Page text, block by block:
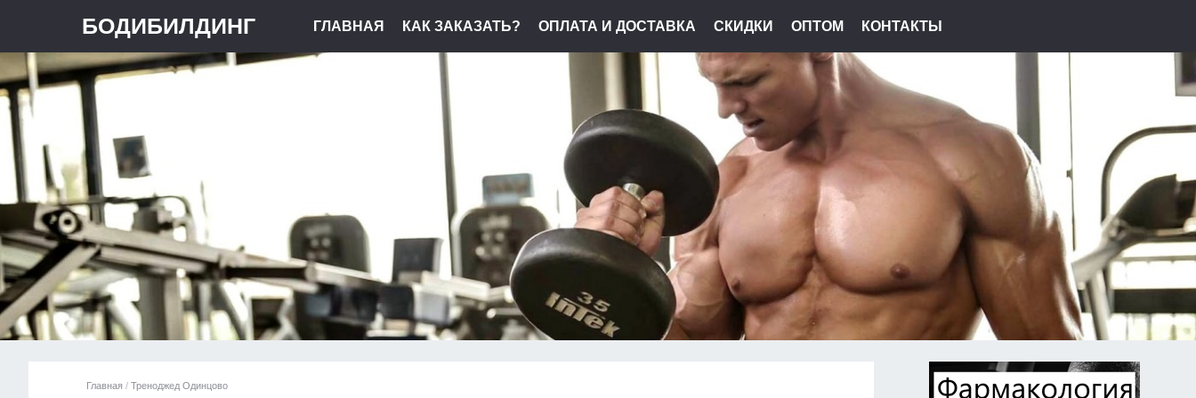
БОДИБИЛДИНГ ГЛАВНАЯ КАК ЗАКАЗАТЬ? ОПЛАТА И ДОСТАВКА СКИДКИ ОПТОМ КОНТАКТЫ
Главная / Треноджед Одинцово